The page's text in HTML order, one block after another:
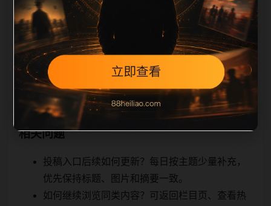
词连续重复，则不进入发布队列。本页还加入常见问题
和站内推荐，帮助用户从一个入口跳转到同类页面、专
题合集和热榜内容，提升停留时间和页面可抓取性。第
2条内容作为初始建设页，重点承担栏目深度补齐、内
链结构完善和后续采集归类的承接作用。
相关问题
投稿入口后续如何更新？每日按主题少量补充，
优先保持标题、图片和摘要一致。
如何继续浏览同类内容？可返回栏目页、查看热